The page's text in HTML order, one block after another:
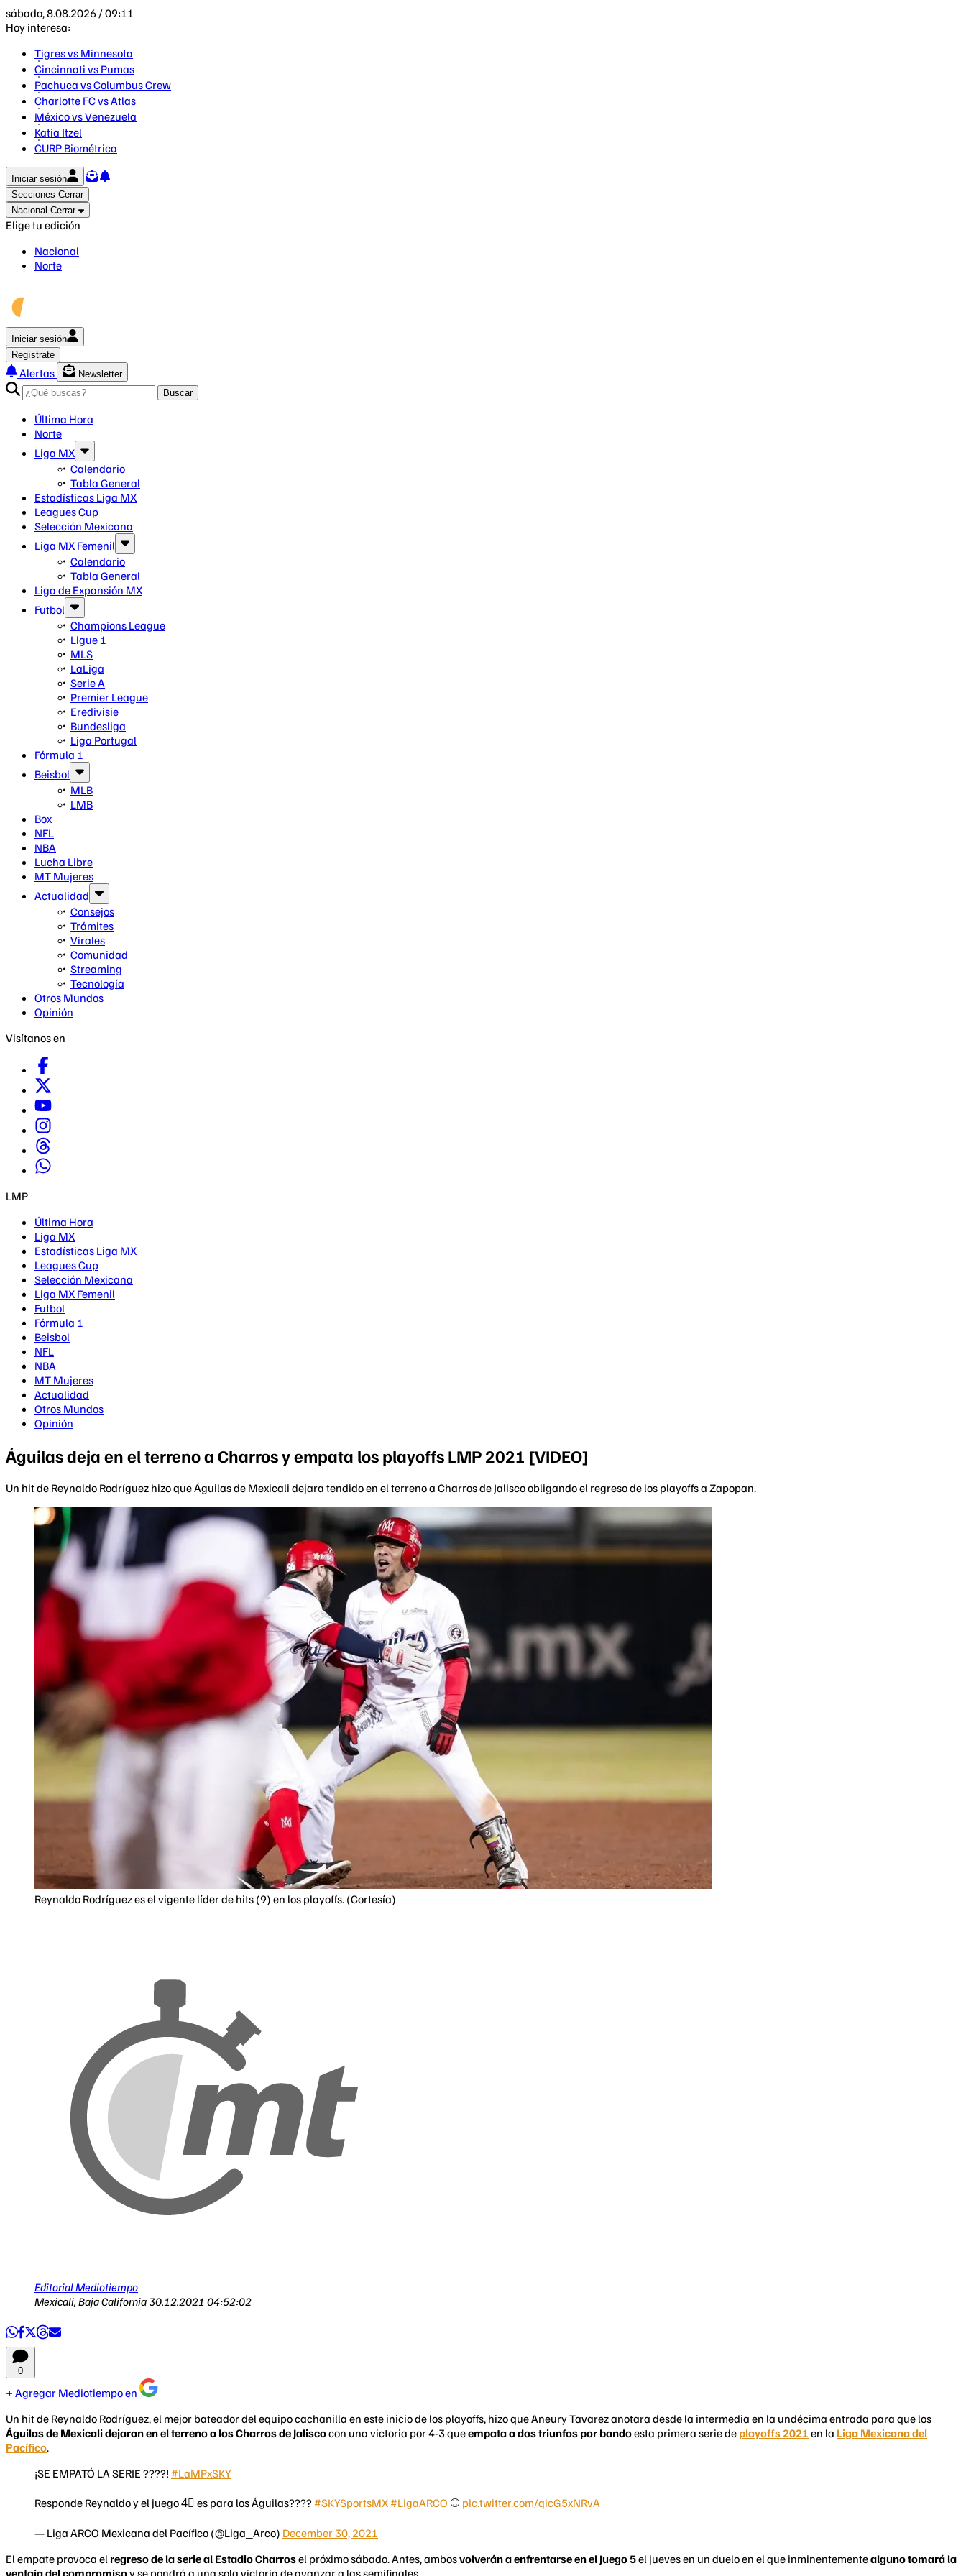
sábado, 8.08.2026 / 09:11
Hoy interesa:
Tigres vs Minnesota
Cincinnati vs Pumas
Pachuca vs Columbus Crew
Charlotte FC vs Atlas
México vs Venezuela
Katia Itzel
CURP Biométrica
Iniciar sesión
Secciones Cerrar
Nacional Cerrar
Elige tu edición
Nacional
Norte
Iniciar sesión
Regístrate
Alertas
Newsletter
Buscar
Última Hora
Norte
Liga MX
Calendario
Tabla General
Estadísticas Liga MX
Leagues Cup
Selección Mexicana
Liga MX Femenil
Calendario
Tabla General
Liga de Expansión MX
Futbol
Champions League
Ligue 1
MLS
LaLiga
Serie A
Premier League
Eredivisie
Bundesliga
Liga Portugal
Fórmula 1
Beisbol
MLB
LMB
Box
NFL
NBA
Lucha Libre
MT Mujeres
Actualidad
Consejos
Trámites
Virales
Comunidad
Streaming
Tecnología
Otros Mundos
Opinión
Visítanos en
LMP
Última Hora
Liga MX
Estadísticas Liga MX
Leagues Cup
Selección Mexicana
Liga MX Femenil
Futbol
Fórmula 1
Beisbol
NFL
NBA
MT Mujeres
Actualidad
Otros Mundos
Opinión
Águilas deja en el terreno a Charros y empata los playoffs LMP 2021 [VIDEO]
Un hit de Reynaldo Rodríguez hizo que Águilas de Mexicali dejara tendido en el terreno a Charros de Jalisco obligando el regreso de los playoffs a Zapopan.
Reynaldo Rodríguez es el vigente líder de hits (9) en los playoffs. (Cortesía)
Editorial Mediotiempo
Mexicali, Baja California30.12.2021 04:52:02
0
Agregar Mediotiempo en
Un hit de Reynaldo Rodríguez, el mejor bateador del equipo cachanilla en este inicio de los playoffs, hizo que Aneury Tavarez anotara desde la intermedia en la undécima entrada para que los
Águilas de Mexicali dejaran en el terreno a los Charros de Jaliscocon una victoria por 4-3 queempata a dos triunfos por bandoesta primera serie de playoffs 2021 en la Liga Mexicana del
Pacífico.
¡SE EMPATÓ LA SERIE ????! #LaMPxSKY
Responde Reynaldo y el juego 4⃣ es para los Águilas???? #SKYSportsMX #LigaARCO ⚾️ pic.twitter.com/qicG5xNRvA
— Liga ARCO Mexicana del Pacífico (@Liga_Arco) December 30, 2021
El empate provoca el regreso de la serie al Estadio Charrosel próximo sábado. Antes, ambosvolverán a enfrentarse en el Juego 5el jueves en un duelo en el que inminentementealguno tomará la
ventaja del compromisoy se pondrá a una sola victoria de avanzar a las semifinales.